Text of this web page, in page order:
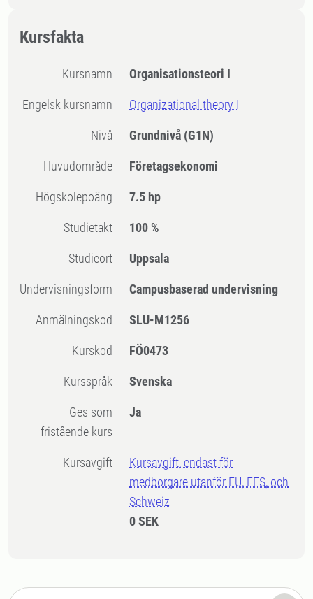
Kursfakta
Kursnamn Organisationsteori I
Engelsk kursnamn Organizational theory I
Nivå Grundnivå (G1N)
Huvudområde Företagsekonomi
högskolepoäng 7.5 hp
Studietakt 100 %
Studieort Uppsala
Undervisningsform Campusbaserad undervisning
Anmälningskod SLU-M1256
Kurskod FÖ0473
Kursspråk Svenska
Ges som
fristående kurs
Ja
Kursavgift
Kursavgift, endast för
medborgare utanför EU, EES, och
Schweiz
0 SEK